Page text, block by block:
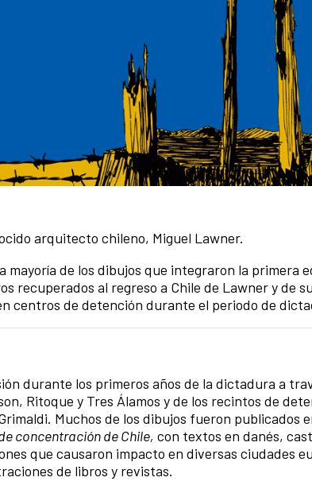
arquitecto chileno, Miguel Lawner.
mayoría de los dibujos que integraron la primera
recuperados al regreso a Chile de Lawner y de
centros de detención durante el periodo de
durante los primeros años de la dictadura a
Ritoque y Tres Álamos y de los recintos de
Muchos de los dibujos fueron publicados
concentración de Chile, con textos en danés,
que causaron impacto en diversas ciudades
de libros y revistas.